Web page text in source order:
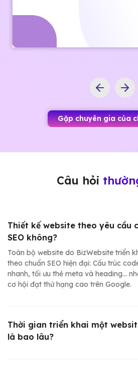
Gặp chuyên gia của
Câu hỏi
Thiết kế website theo yêu cầu
SEO không?
Toàn bộ website do BizWebsite triển
theo chuẩn SEO hiện đại: Cấu trúc
nhanh, tối ưu thẻ meta và heading...
cơ hội đạt thứ hạng cao trên Google.
Thời gian triển khai một
là bao lâu?